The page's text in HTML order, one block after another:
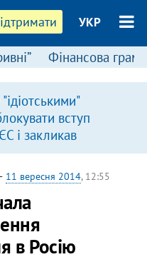
УКР
Фінансова
вступ
і закликав
11 вересня 2014, 12:55
в Росію